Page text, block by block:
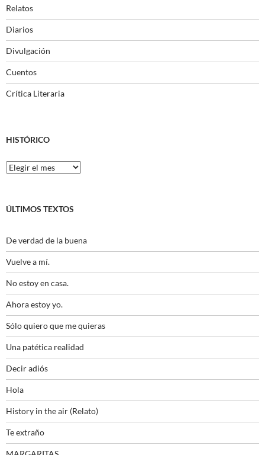
Relatos
Diarios
Divulgación
Cuentos
Crítica Literaria
HISTÓRICO
Histórico
ÚLTIMOS TEXTOS
De verdad de la buena
Vuelve a mí.
No estoy en casa.
Ahora estoy yo.
Sólo quiero que me quieras
Una patética realidad
Decir adiós
Hola
History in the air (Relato)
Te extraño